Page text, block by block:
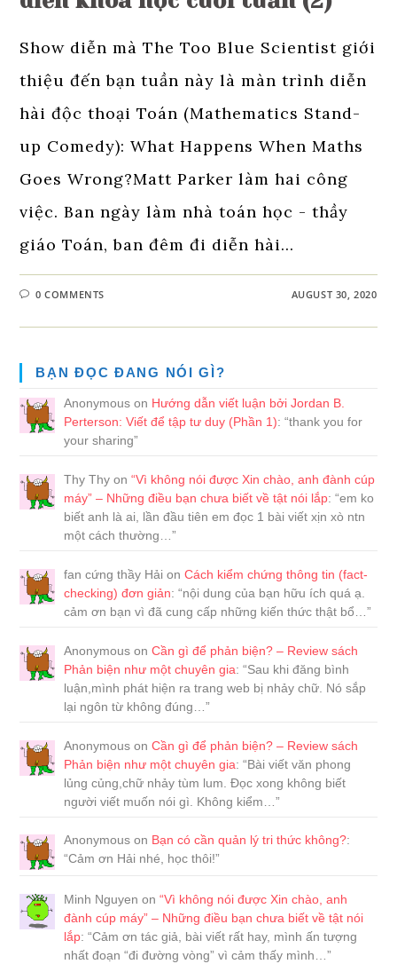
Show diễn mà The Too Blue Scientist giới
thiệu đến bạn tuần này là màn trình diễn
hài độc thoại Toán (Mathematics Stand-
up Comedy): What Happens When Maths
Goes Wrong?Matt Parker làm hai công
việc. Ban ngày làm nhà toán học - thầy
giáo Toán, ban đêm đi diễn hài…
0 COMMENTS AUGUST 30, 2020
BẠN ĐỌC ĐANG NÓI GÌ?
Anonymous on Hướng dẫn viết luận bởi Jordan B.
Perterson: Viết để tập tư duy (Phần 1): “thank you for
your sharing”
Thy Thy on“Vì không nói được Xin chào, anh đành cúp
máy” – Những điều bạn chưa biết về tật nói lắp: “em ko
biết anh là ai, lần đầu tiên em đọc 1 bài viết xịn xò ntn
một cách thường…”
fan cứng thầy Hải onCách kiểm chứng thông tin (fact-
checking) đơn giản: “nội dung của bạn hữu ích quá ạ.
cảm ơn bạn vì đã cung cấp những kiến thức thật bổ…”
Anonymous onCần gì để phản biện? – Review sách
Phản biện như một chuyên gia: “Sau khi đăng bình
luận,mình phát hiện ra trang web bị nhảy chữ. Nó sắp
lại ngôn từ không đúng…”
Anonymous onCần gì để phản biện? – Review sách
Phản biện như một chuyên gia: “Bài viết văn phong
lủng củng,chữ nhảy tùm lum. Đọc xong không biết
người viết muốn nói gì. Không kiểm…”
Anonymous on Bạn có cần quản lý tri thức không?:
“Cảm ơn Hải nhé, học thôi!”
Minh Nguyen on“Vì không nói được Xin chào, anh
đành cúp máy” – Những điều bạn chưa biết về tật nói
lắp: “Cảm ơn tác giả, bài viết rất hay, mình ấn tượng
nhất đoạn “đi đường vòng” vì cảm thấy mình…”